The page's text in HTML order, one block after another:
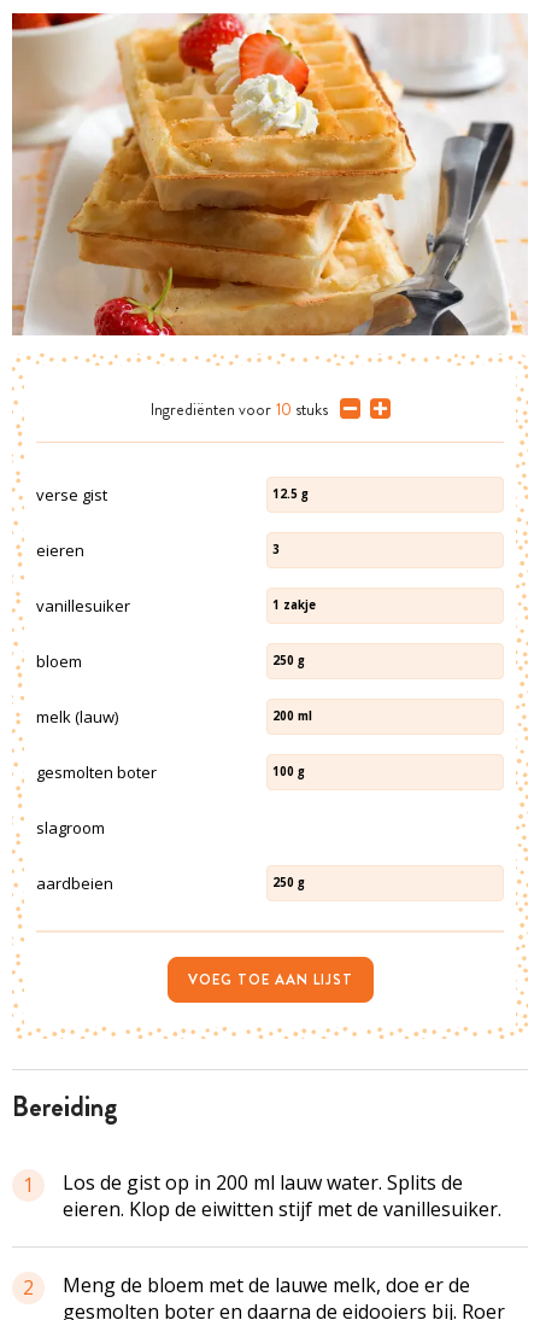
bereiding
1
Los de gist op in 200 ml lauw water. Splits de
eieren. Klop de eiwitten stijf met de vanillesuiker.
2
Meng de bloem met de lauwe melk, doe er de
gesmolten boter en daarna de eidooiers bij. Roer
Ingrediënten voor 10 stuks
verse gist 12.5 g
eieren 3
vanillesuiker 1 zakje
bloem 250 g
melk (lauw) 200 ml
gesmolten boter 100 g
slagroom
aardbeien 250 g
VOEG TOE AAN LIJST